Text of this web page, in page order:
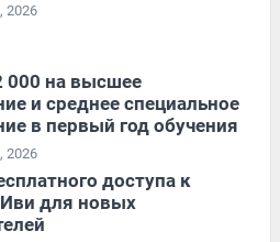
2026
000 на высшее
и среднее специальное
в первый год обучения
2026
доступа к
для новых